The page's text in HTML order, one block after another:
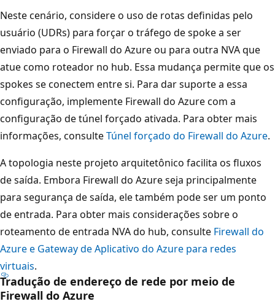
w
a
l
l
d
o
A
z
r
e
n
o
c
e
n
t
Neste cenário, considere o uso de rotas definidas pelo
usuário (UDRs) para forçar o tráfego de spoke a ser
enviado para o Firewall do Azure ou para outra NVA que
atue como roteador no hub. Essa mudança permite que os
spokes se conectem entre si. Para dar suporte a essa
configuração, implemente Firewall do Azure com a
configuração de túnel forçado ativada. Para obter mais
informações, consulteTúnel forçado do Firewall do Azure.
A topologia neste projeto arquitetônico facilita os fluxos
de saída. Embora Firewall do Azure seja principalmente
para segurança de saída, ele também pode ser um ponto
de entrada. Para obter mais considerações sobre o
roteamento de entrada NVA do hub, consulte Firewall do
Azure e Gateway de Aplicativo do Azure para redes
virtuais.
Tradução de endereço de rede por meio de
Firewall do Azure